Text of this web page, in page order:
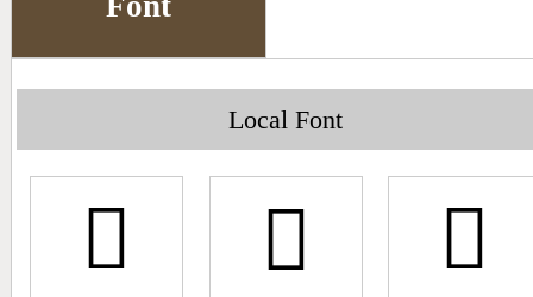
Local Font
𣉒 𣉒 𣉒